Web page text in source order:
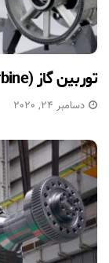
توربین گاز (Gas Turbine) چیست؟
دسامبر 24, 2020